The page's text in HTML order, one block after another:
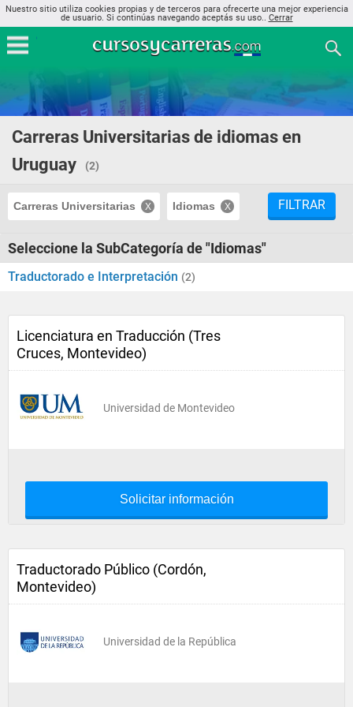
Nuestro sitio utiliza cookies propias y de terceros para ofrecerte una mejor experiencia
de usuario. Si continúas navegando aceptás su uso.. Cerrar
Carreras Universitarias de idiomas en
Uruguay
(2)
Carreras Universitarias Idiomas FILTRAR
Seleccione la SubCategoría de "Idiomas"
Traductorado e Interpretación (2)
Licenciatura en Traducción (Tres
Cruces, Montevideo)
Universidad de Montevideo
Solicitar información
Traductorado Público (Cordón,
Montevideo)
Universidad de la República